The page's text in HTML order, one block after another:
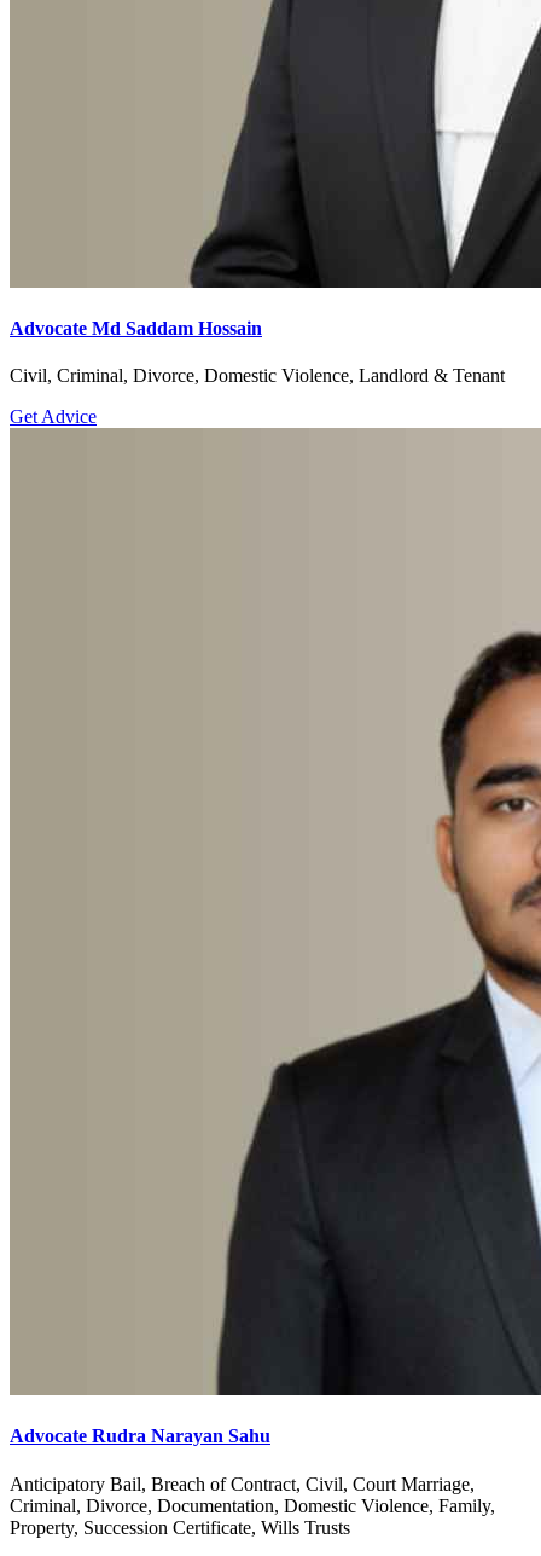
Advocate Md Saddam Hossain
Civil, Criminal, Divorce, Domestic Violence, Landlord & Tenant
Get Advice
Advocate Rudra Narayan Sahu
Anticipatory Bail, Breach of Contract, Civil, Court Marriage,
Criminal, Divorce, Documentation, Domestic Violence, Family,
Property, Succession Certificate, Wills Trusts